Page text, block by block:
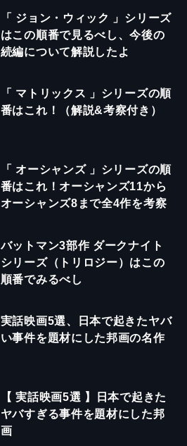
「 ジョン・ウィック 」シリーズ
はこの順番で見るべし、今後の
続編について解説したよ
「 マトリックス 」シリーズの順
番はこれ！（解説&考察付き）
「 オーシャンズ 」シリーズの順
番はこれ！オーシャンズ11から
オーシャンズ8まで全4作を考察
バットマン3部作 ダークナイト
シリーズ（トリロジー）はこの
順番でみるべし
実話映画5選、日本で起きたヤバ
い事件を題材にした邦画の名作
【 実話映画5選 】日本で起きた
ヤバすぎる事件を題材にした邦
画